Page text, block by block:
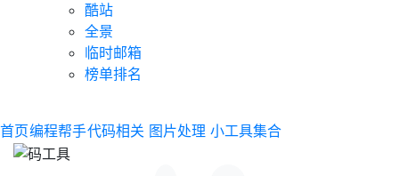
酷站
全景
临时邮箱
榜单排名
首页编程帮手代码相关 图片处理 小工具集合